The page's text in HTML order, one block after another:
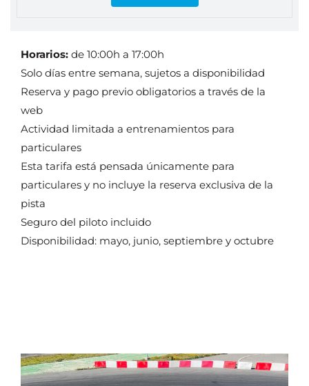
Horarios:de 10:00h a 17:00h
Solo días entre semana, sujetos a disponibilidad
Reserva y pago previo obligatorios a través de la
web
Actividad limitada a entrenamientos para
particulares
Esta tarifa está pensada únicamente para
particulares y no incluye la reserva exclusiva de la
pista
Seguro del piloto incluido
Disponibilidad: mayo, junio, septiembre y octubre